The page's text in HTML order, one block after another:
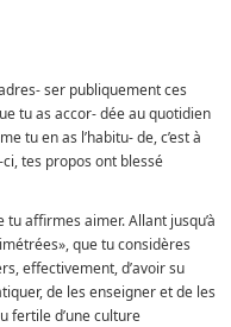
ser publiquement ces
tu as accor- dée au quotidien
tu en as l’habitu- de, c’est à
tes propos ont blessé
affirmes aimer. Allant jusqu’à
que tu considères
effectivement, d’avoir su
de les enseigner et de les
fertile d’une culture